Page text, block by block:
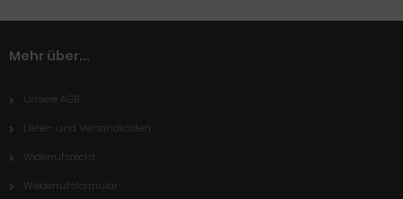
Mehr über...
Unsere AGB
Liefer- und Versandkosten
Widerrufsrecht
Wiederrufsformular